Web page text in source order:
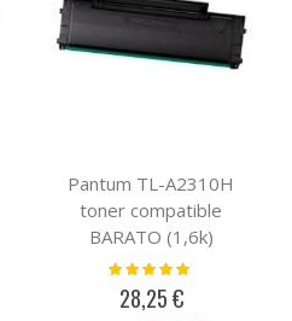
Pantum TL-A2310H
toner compatible
BARATO (1,6k)
Valoración:
28,25 €